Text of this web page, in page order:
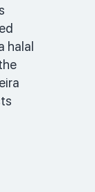
halal